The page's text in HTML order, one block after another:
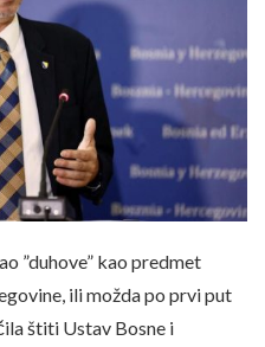
”duhove” kao predmet
ili možda po prvi put
štiti Ustav Bosne i